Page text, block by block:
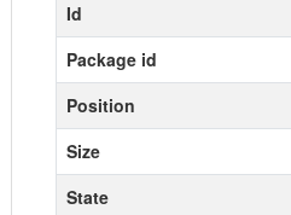
Id
Package id
Position
Size
State